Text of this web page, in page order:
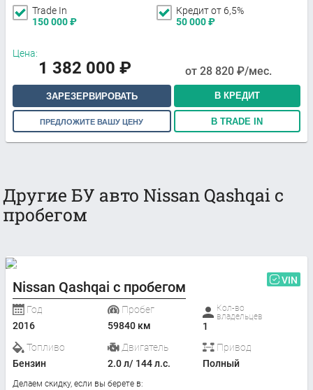
Trade In
150 000₽
Кредит от 6,5%
50 000₽
Цена:
1 382 000 ₽ от 28 820 ₽/мес.
ЗАРЕЗЕРВИРОВАТЬ В КРЕДИТ
ПРЕДЛОЖИТЕ ВАШУ ЦЕНУ В TRADE IN
Другие БУ авто Nissan Qashqai с
пробегом
Nissan Qashqai с пробегом VIN
Год
2016
Пробег
59840 км
Кол-во
владельцев
1
Топливо
Бензин
Двигатель
2.0 л/ 144 л.с.
Привод
Полный
Делаем скидку, если вы берете в: